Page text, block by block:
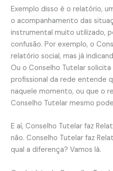
Exemplo disso é o relatório,
o acompanhamento das
instrumental muito utilizado,
confusão. Por exemplo, o
relatório social, mas já
Ou o Conselho Tutelar
profissional da rede entende
naquele momento, ou que o
Conselho Tutelar mesmo
E aí, Conselho Tutelar faz
não. Conselho Tutelar faz
qual a diferença? Vamos lá.